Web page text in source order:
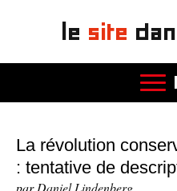
le site
La révolution
: tentative de
parDaniel Lindenberg